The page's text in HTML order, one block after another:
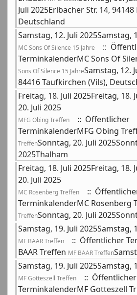
Juli 2025Erlbacher Str. 14,
Deutschland
Samstag, 12. Juli 2025Samstag,
MC Sons Of Silence 15 Jahre
::
TerminkalenderMC Sons Of
Sons Of Silence 15 JahreSamstag, 12.
84416 Taufkirchen (Vils),
Freitag, 18. Juli 2025Freitag, 18.
20. Juli 2025
MFG Obing Treffen
:: Öffentlicher
TerminkalenderMFG Obing
TreffenSonntag, 20. Juli
2025Thalham
Freitag, 18. Juli 2025Freitag, 18.
20. Juli 2025
MC Rosenberg Treffen
::
TerminkalenderMC Rosenberg
TreffenSonntag, 20. Juli
Samstag, 19. Juli 2025Samstag,
MF BAAR Treffen
:: Öffentlicher
BAAR Treffen MF BAAR Treffen
Samstag, 19. Juli 2025Samstag,
MF Gotteszell Treffen
:: Öffentlicher
TerminkalenderMF Gotteszell